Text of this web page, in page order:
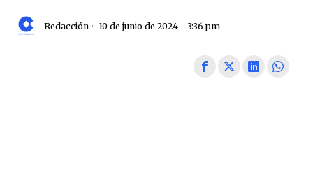
Redacción 10 de junio de 2024 - 3:36 pm